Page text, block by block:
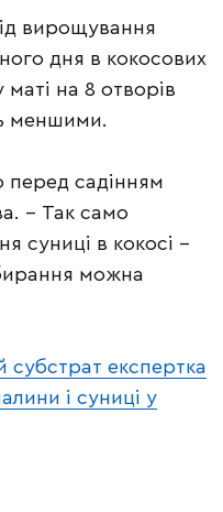
вирощування
дня в кокосових
маті на 8 отворів
меншими.
перед садінням
– Так само
суниці в кокосі –
можна
субстрат експертка
і суниці у